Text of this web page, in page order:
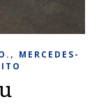
, MERCEDES-